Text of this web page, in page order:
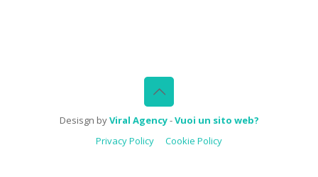
Desisgn byViral Agency-Vuoi un sito web?
Privacy Policy
Cookie Policy